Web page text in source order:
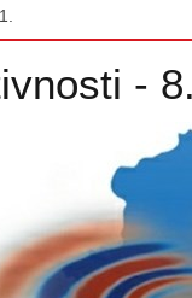
-